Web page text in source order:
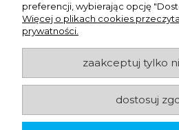
naczyń nie zastępuje środka do
gastronomicznej, a preparat do
naczyń nie powinien być
przeznaczeniem. Każdy
metody mycia i rodzaju
Przy wyborze sprawdź:
preferencji, wybierając opcję
Więcej o plikach cookies
prywatności.
zaakceptuj tylko
dostosuj